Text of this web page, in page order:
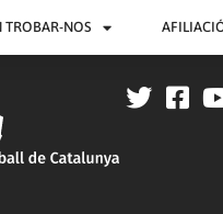
TROBAR-NOS